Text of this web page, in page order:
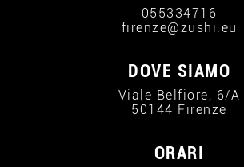
055334716
firenze@zushi.eu
DOVE SIAMO
Viale Belfiore, 6/A
50144 Firenze
ORARI